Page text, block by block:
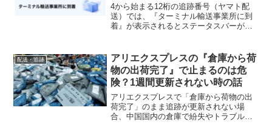
4から始まる12桁の追跡番号（ヤマト配
送）では、『ターミナル輸送事業所に到
着』が表示されるとステータスバーが最
日かかる話。紛らわしい追跡表示の注意
点です。
配送・追跡
アリエクスプレスの『倉庫から荷
物の出荷完了』で止まるのは危
険？1週間更新されない時の話
アリエクスプレスで「倉庫から荷物の出
荷完了」のまま追跡が更新されない場
合、中国国内の倉庫で紛失やトラブルが